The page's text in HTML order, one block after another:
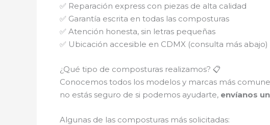
✅ Reparación express con piezas de alta calidad
✅ Garantía escrita en todas las composturas
✅ Atención honesta, sin letras pequeñas
✅ Ubicación accesible en CDMX (consulta más abajo)
¿Qué tipo de composturas realizamos? 📋
Conocemos todos los modelos y marcas más
no estás seguro de si podemos ayudarte, envíanos
Algunas de las composturas más solicitadas: